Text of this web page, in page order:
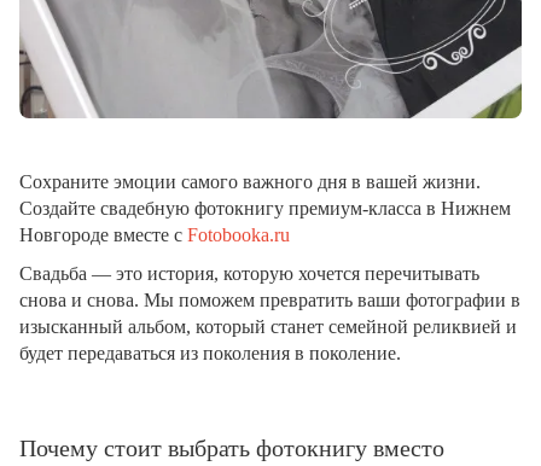
Сохраните эмоции самого важного дня в вашей жизни.
Создайте свадебную фотокнигу премиум-класса в Нижнем
Новгороде вместе с Fotobooka.ru
Свадьба — это история, которую хочется перечитывать
снова и снова. Мы поможем превратить ваши фотографии в
изысканный альбом, который станет семейной реликвией и
будет передаваться из поколения в поколение.
Почему стоит выбрать фотокнигу вместо